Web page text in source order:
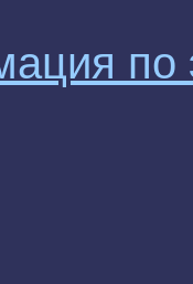
по